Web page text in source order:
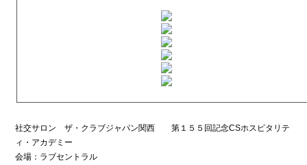
社交サロン ザ・クラブジャパン関西 第１５５回記念CSホスピタリテ
ィ・アカデミー
会場：ラブセントラル